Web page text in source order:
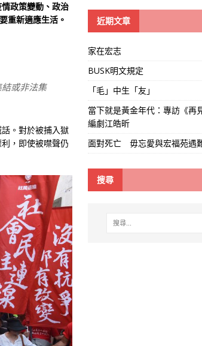
政策變動、政治
重新適應生活。
或非法集
。對於被捕入獄
，即使被噤聲仍
線
近期文章
家在宏志
BUSK明文規定
「毛」中生「友」
當下就是黃金年代：專訪《再
編劇江皓昕
面對死亡 毋忘愛與宏福苑遇
搜尋